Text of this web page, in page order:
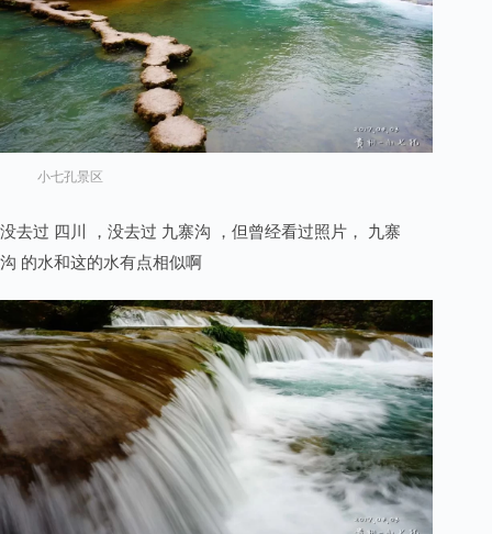
小七孔景区
没去过 四川 ，没去过 九寨沟 ，但曾经看过照片， 九寨
沟 的水和这的水有点相似啊